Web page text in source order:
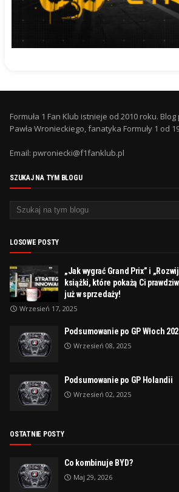
Formuła 1 Fan Klub istnieje od 2010 roku.
Pawła Wronieckiego, fanatyka Formuły 1 od
Email: pwroniecki@f1fanklub.pl
SZUKAJ NA TYM BLOGU
LOSOWE POSTY
„Jak wygrać Grand Prix” i
książki, które pokażą Ci
już w sprzedaży!
Wrzesień 17, 2025
Podsumowanie po GP Włoch
Wrzesień 08, 2025
Podsumowanie po GP Holandii
Wrzesień 02, 2025
OSTATNIE POSTY
Co kombinuje BYD?
Maj 29, 2026